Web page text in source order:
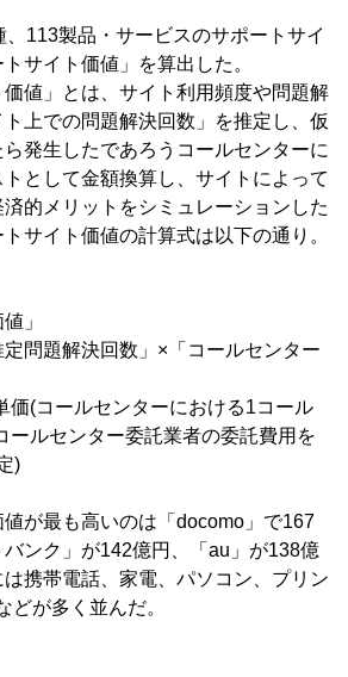
113製品・サービスのサポートサイ
サイト価値」を算出した。
値」とは、サイト利用頻度や問題解
上での問題解決回数」を推定し、仮
発生したであろうコールセンターに
として金額換算し、サイトによって
的メリットをシミュレーションした
サイト価値の計算式は以下の通り。
」
定問題解決回数」×「コールセンター
(コールセンターにおける1コール
ールセンター委託業者の委託費用を
)
が最も高いのは「docomo」で167
ンク」が142億円、「au」が138億
携帯電話、家電、パソコン、プリン
どが多く並んだ。